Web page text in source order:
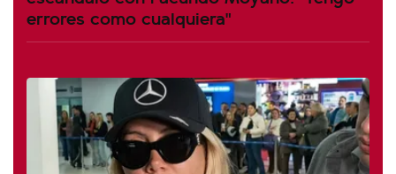
errores como cualquiera"